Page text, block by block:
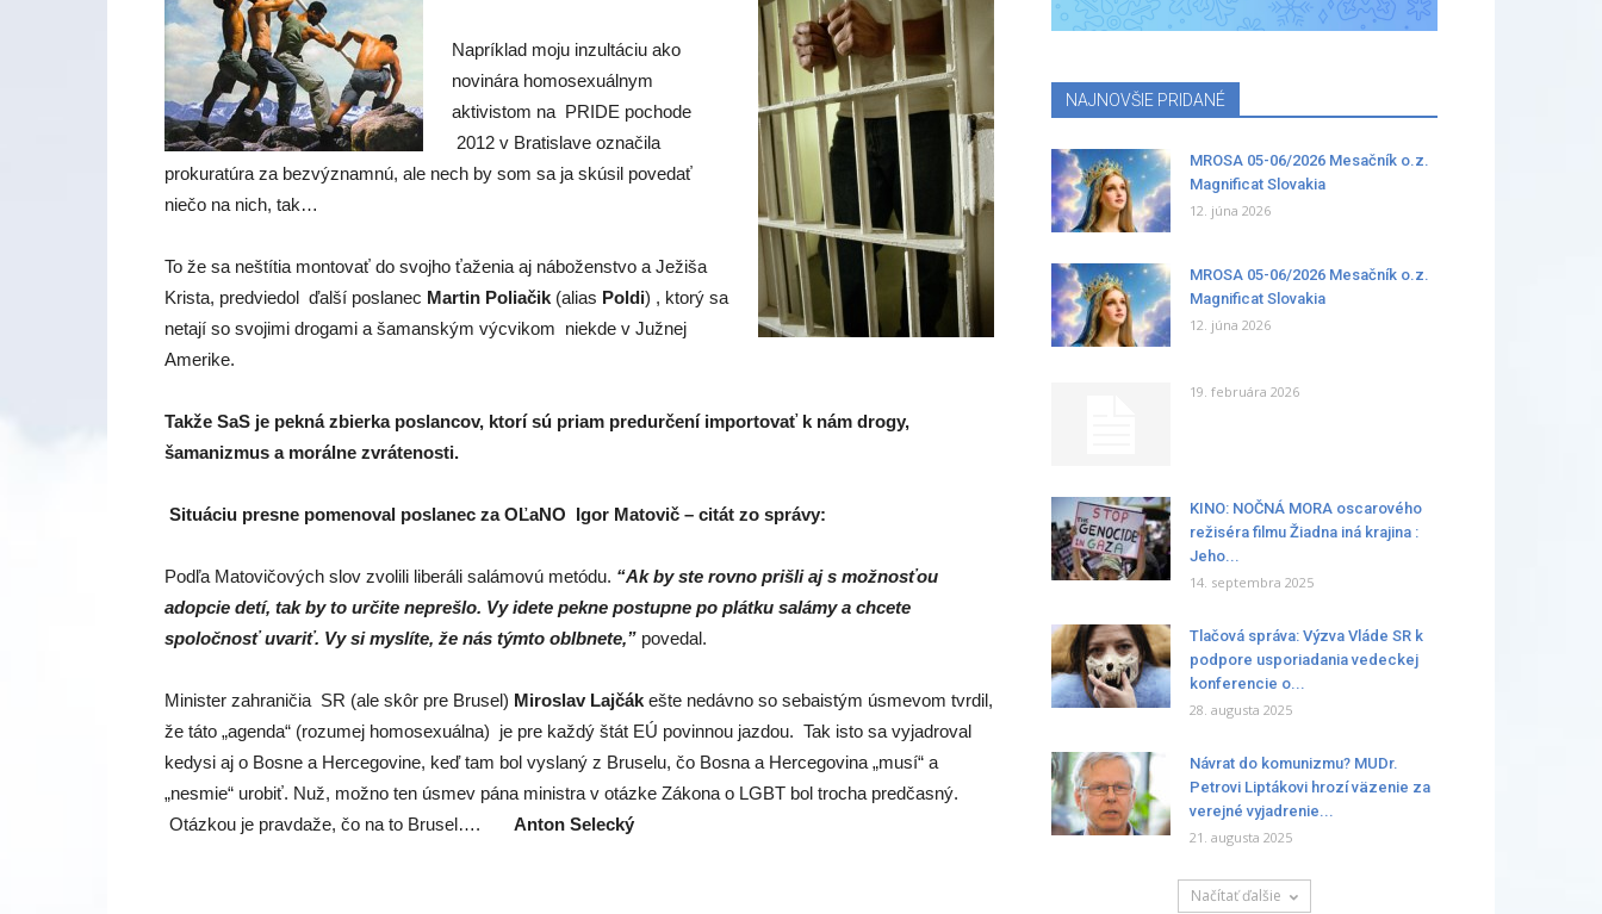
Napríklad moju inzultáciu ako
novinára homosexuálnym
aktivistom na PRIDE pochode
2012 v Bratislave označila
prokuratúra za bezvýznamnú, ale nech by som sa ja skúsil povedať
niečo na nich, tak…
To že sa neštítia montovať do svojho ťaženia aj náboženstvo a Ježiša
Krista, predviedol ďalší poslanec Martin Poliačik (alias Poldi) , ktorý sa
netají so svojimi drogami a šamanským výcvikom niekde v Južnej
Amerike.
Takže SaS je pekná zbierka poslancov, ktorí sú priam predurčení importovať k nám drogy,
šamanizmus a morálne zvrátenosti.
Situáciu presne pomenoval poslanec za OĽaNO Igor Matovič – citát zo správy:
Podľa Matovičových slov zvolili liberáli salámovú metódu. “Ak by ste rovno prišli aj s možnosťou
adopcie detí, tak by to určite neprešlo. Vy idete pekne postupne po plátku salámy a chcete
spoločnosť uvariť. Vy si myslíte, že nás týmto oblbnete,” povedal.
Minister zahraničia SR (ale skôr pre Brusel) Miroslav Lajčák ešte nedávno so sebaistým úsmevom tvrdil,
že táto „agenda“ (rozumej homosexuálna) je pre každý štát EÚ povinnou jazdou. Tak isto sa vyjadroval
kedysi aj o Bosne a Hercegovine, keď tam bol vyslaný z Bruselu, čo Bosna a Hercegovina „musí“ a
„nesmie“ urobiť. Nuž, možno ten úsmev pána ministra v otázke Zákona o LGBT bol trocha predčasný.
Otázkou je pravdaže, čo na to Brusel…. Anton Selecký
NAJNOVŠIE PRIDANÉ
MROSA 05-06/2026 Mesačník o.z.
Magnificat Slovakia
12. júna 2026
MROSA 05-06/2026 Mesačník o.z.
Magnificat Slovakia
12. júna 2026
19. februára 2026
KINO: NOČNÁ MORA oscarového
režiséra filmu Žiadna iná krajina :
Jeho...
14. septembra 2025
Tlačová správa: Výzva Vláde SR k
podpore usporiadania vedeckej
konferencie o...
28. augusta 2025
Návrat do komunizmu? MUDr.
Petrovi Liptákovi hrozí väzenie za
verejné vyjadrenie...
21. augusta 2025
Načítať ďalšie